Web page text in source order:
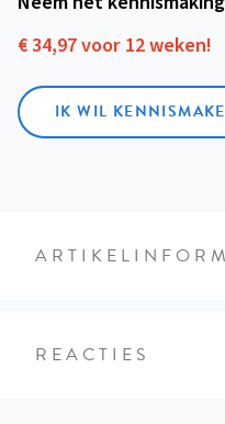
€ 34,97 voor 12 weken!
IK WIL
REACTIES